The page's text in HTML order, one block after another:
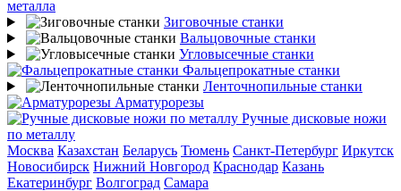
металла
Зиговочные станки
Вальцовочные станки
Угловысечные станки
Фальцепрокатные станки
Ленточнопильные станки
Арматурорезы
Ручные дисковые ножи
по металлу
Москва Казахстан Беларусь Тюмень Санкт-Петербург Иркутск
Новосибирск Нижний Новгород Краснодар Казань
Екатеринбург Волгоград Самара